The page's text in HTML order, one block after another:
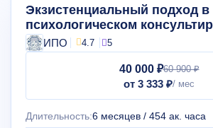
Экзистенциальный подход в
психологическом
ИПО 4.7 5
40 000 ₽60 900 ₽
от 3 333 ₽
Длительность:6 месяцев / 454 ак. часа